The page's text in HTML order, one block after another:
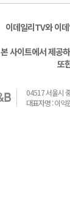
이데일리TV와 이
본 사이트에서 제공
또
04517 서울시
대표자명 : 이